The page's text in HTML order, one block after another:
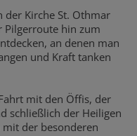
der Kirche St. Othmar
Pilgerroute hin zum
an denen man
und Kraft tanken
mit den Öffis, der
schließlich der Heiligen
mit der besonderen